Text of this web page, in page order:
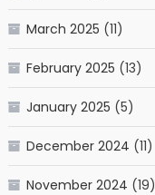
March 2025 (11)
February 2025 (13)
January 2025 (5)
December 2024 (11)
November 2024 (19)